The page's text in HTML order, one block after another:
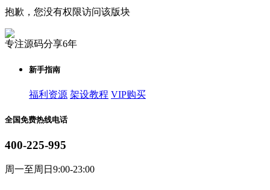
抱歉，您没有权限访问该版块
专注源码分享6年
新手指南
福利资源 架设教程 VIP购买
全国免费热线电话
400-225-995
周一至周日9:00-23:00